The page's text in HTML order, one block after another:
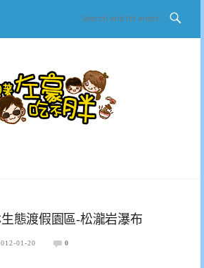
態渡假園區-松瀧岩瀑布
01-20 0